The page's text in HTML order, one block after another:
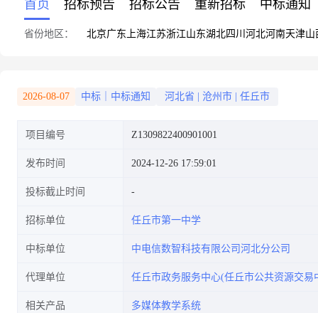
首页 招标预告 招标公告 重新招标 中标通知
省份地区： 北京广东 上海江苏浙江山东湖北四川 河北河南天津山
2026-08-07 中标｜中标通知 河北省 沧州市 任丘市
项目编号 Z1309822400901001
发布时间 2024-12-26 17:59:01
投标截止时间
招标单位 任丘市第一中学
中标单位 中电信数智科技有限公司河北分公司
代理单位 任丘市政务服务中心(任丘市公共资源交易
相关产品 多媒体教学系统